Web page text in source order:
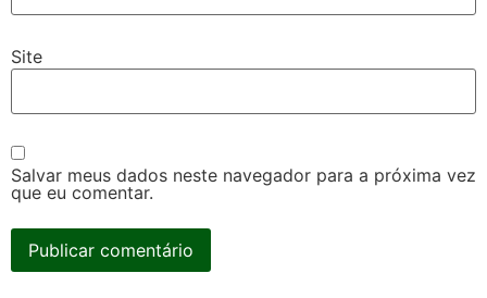
Site
Salvar meus dados neste navegador para a próxima vez
que eu comentar.